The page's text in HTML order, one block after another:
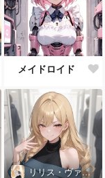
メイドロイド
リリス・ヴァレンタイン